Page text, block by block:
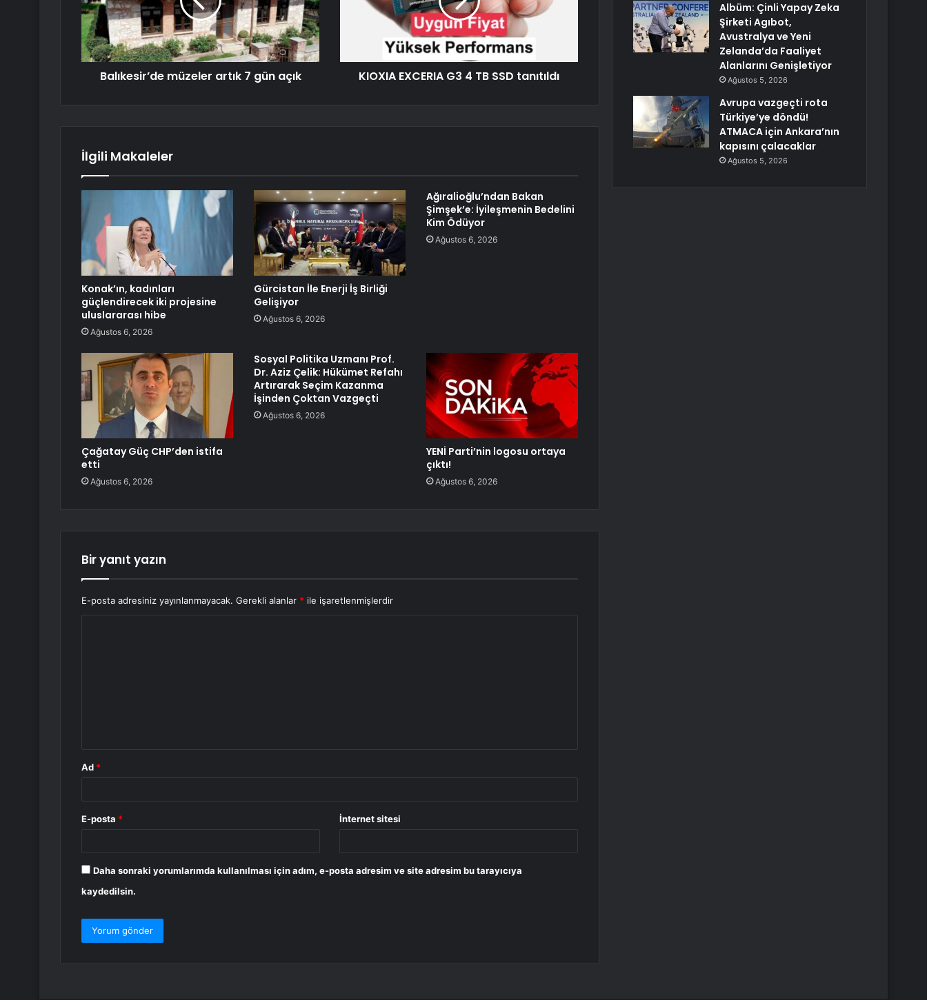
Balıkesir’de müzeler artık 7 gün açık KIOXIA EXCERIA G3 4 TB SSD tanıtıldı
İlgili Makaleler
Konak’ın, kadınları
güçlendirecek iki projesine
uluslararası hibe
Ağustos 6, 2026
Gürcistan İle Enerji İş Birliği
Gelişiyor
Ağustos 6, 2026
Ağıralioğlu’ndan Bakan
Şimşek’e: İyileşmenin Bedelini
Kim Ödüyor
Ağustos 6, 2026
Çağatay Güç CHP’den istifa
etti
Ağustos 6, 2026
Sosyal Politika Uzmanı Prof.
Dr. Aziz Çelik: Hükümet Refahı
Artırarak Seçim Kazanma
İşinden Çoktan Vazgeçti
Ağustos 6, 2026
YENİ Parti’nin logosu ortaya
çıktı!
Ağustos 6, 2026
Bir yanıt yazın
E-posta adresiniz yayınlanmayacak. Gerekli alanlar * ile işaretlenmişlerdir
Ad *
E-posta * İnternet sitesi
Daha sonraki yorumlarımda kullanılması için adım, e-posta adresim ve site adresim bu tarayıcıya
kaydedilsin.
Albüm: Çinli Yapay Zeka
Şirketi Agıbot,
Avustralya ve Yeni
Zelanda’da Faaliyet
Alanlarını Genişletiyor
Ağustos 5, 2026
Avrupa vazgeçti rota
Türkiye’ye döndü!
ATMACA için Ankara’nın
kapısını çalacaklar
Ağustos 5, 2026